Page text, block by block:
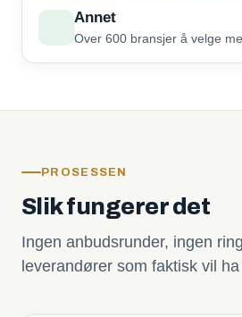
Annet
Over 600 bransjer å velge
PROSESSEN
Slik fungerer det
Ingen anbudsrunder, ingen
leverandører som faktisk vil